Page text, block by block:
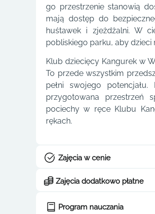
go przestrzenie stanowią
mają dostęp do
huśtawek i zjeżdżalni. W
pobliskiego parku, aby dzieci
Klub dziecięcy Kangurek w
To przede wszystkim
pełni swojego
przygotowana przestrzeń
pociechy w ręce Klubu
rękach.
Zajęcia w cenie
Zajęcia dodatkowo płatne
Program nauczania